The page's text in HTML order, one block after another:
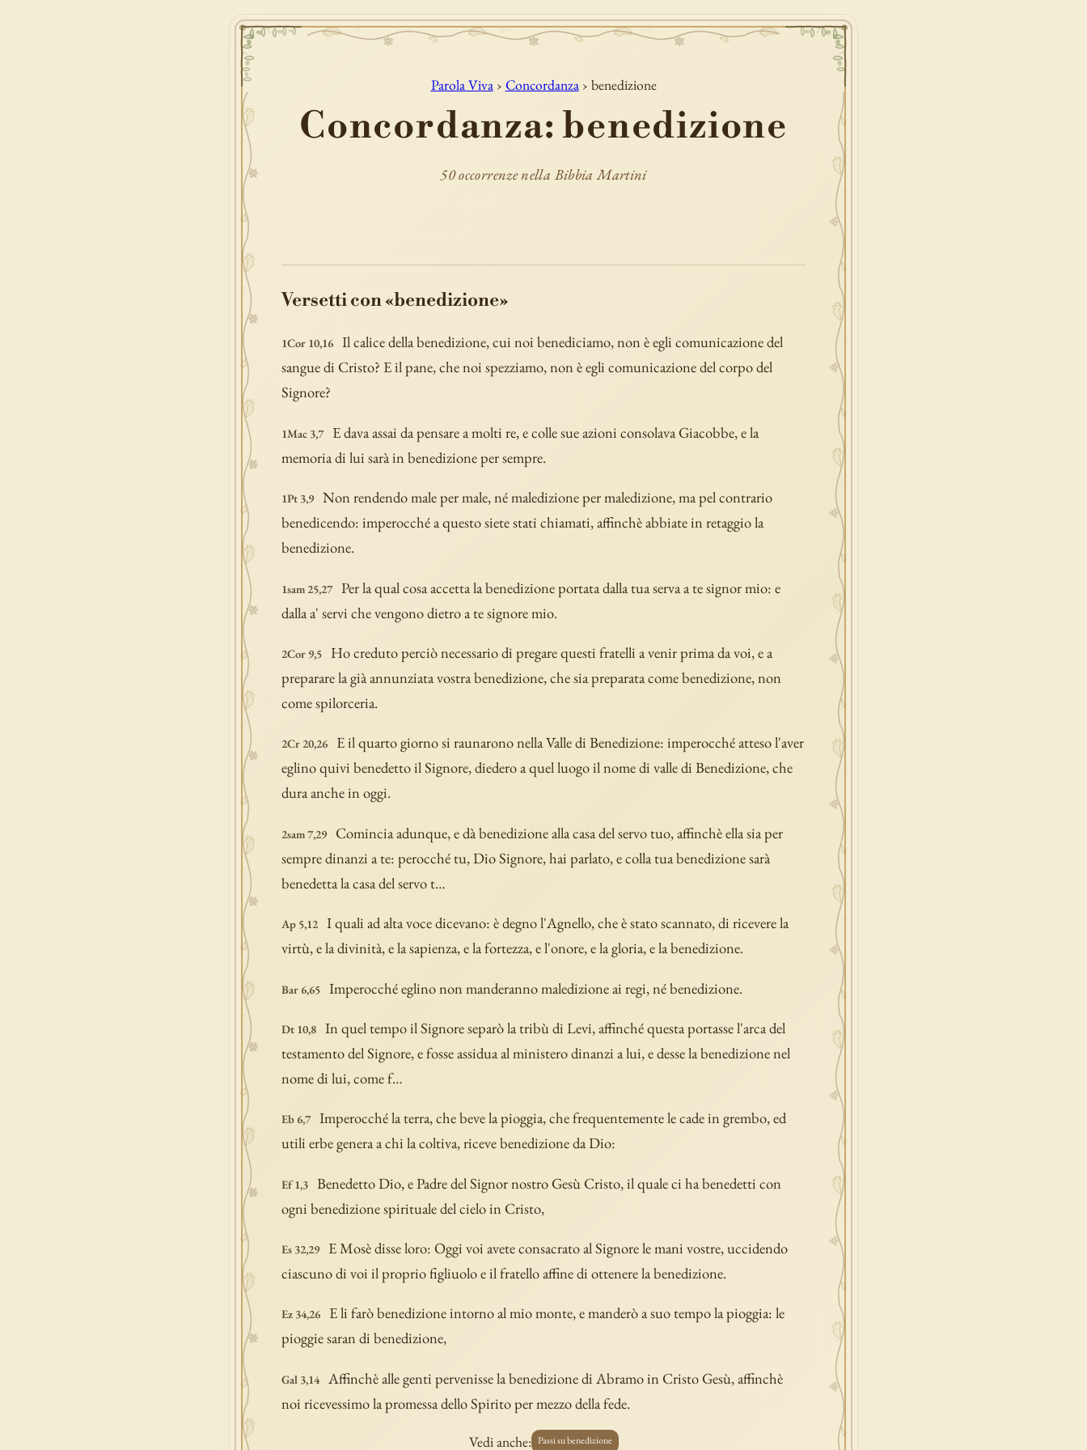
Parola Viva› Concordanza› benedizione
Concordanza: benedizione
50 occorrenze nella Bibbia Martini
Versetti con «benedizione»
1Cor 10,16 Il calice della benedizione, cui noi benediciamo, non è egli comunicazione del
sangue di Cristo? E il pane, che noi spezziamo, non è egli comunicazione del corpo del
Signore?
1Mac 3,7
E dava assai da pensare a molti re, e colle sue azioni consolava Giacobbe, e la
memoria di lui sarà in benedizione per sempre.
1Pt 3,9 Non rendendo male per male, né maledizione per maledizione, ma pel contrario
benedicendo: imperocché a questo siete stati chiamati, affinchè abbiate in retaggio la
benedizione.
1sam 25,27 Per la qual cosa accetta la benedizione portata dalla tua serva a te signor mio: e
dalla a' servi che vengono dietro a te signore mio.
2Cor 9,5
Ho creduto perciò necessario di pregare questi fratelli a venir prima da voi, e a
preparare la già annunziata vostra benedizione, che sia preparata come benedizione, non
come spilorceria.
2Cr 20,26
E il quarto giorno si raunarono nella Valle di Benedizione: imperocché atteso l'aver
eglino quivi benedetto il Signore, diedero a quel luogo il nome di valle di Benedizione, che
dura anche in oggi.
2sam 7,29
Comincia adunque, e dà benedizione alla casa del servo tuo, affinchè ella sia per
sempre dinanzi a te: perocché tu, Dio Signore, hai parlato, e colla tua benedizione sarà
benedetta la casa del servo t…
Ap 5,12 I quali ad alta voce dicevano: è degno l'Agnello, che è stato scannato, di ricevere la
virtù, e la divinità, e la sapienza, e la fortezza, e l'onore, e la gloria, e la benedizione.
Bar 6,65 Imperocché eglino non manderanno maledizione ai regi, né benedizione.
Dt 10,8 In quel tempo il Signore separò la tribù di Levi, affinché questa portasse l'arca del
testamento del Signore, e fosse assidua al ministero dinanzi a lui, e desse la benedizione nel
nome di lui, come f…
Eb 6,7 Imperocché la terra, che beve la pioggia, che frequentemente le cade in grembo, ed
utili erbe genera a chi la coltiva, riceve benedizione da Dio:
Ef 1,3 Benedetto Dio, e Padre del Signor nostro Gesù Cristo, il quale ci ha benedetti con
ogni benedizione spirituale del cielo in Cristo,
Es 32,29
E Mosè disse loro: Oggi voi avete consacrato al Signore le mani vostre, uccidendo
ciascuno di voi il proprio figliuolo e il fratello affine di ottenere la benedizione.
Ez 34,26
E li farò benedizione intorno al mio monte, e manderò a suo tempo la pioggia: le
pioggie saran di benedizione,
Gal 3,14 Affinchè alle genti pervenisse la benedizione di Abramo in Cristo Gesù, affinchè
noi ricevessimo la promessa dello Spirito per mezzo della fede.
Vedi anche: Passi su benedizione